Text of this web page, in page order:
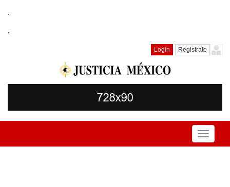
.
.
Login Registrate
Toggle